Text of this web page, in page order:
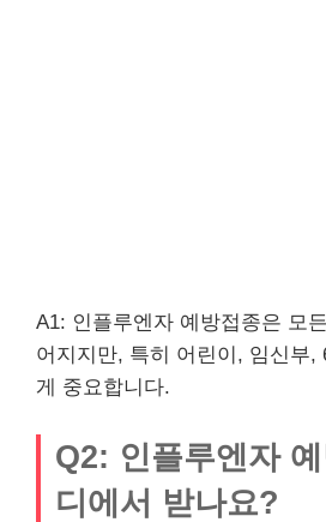
A1: 인플루엔자 예방접종은 모
어지지만, 특히 어린이, 임신부,
게 중요합니다.
Q2: 인플루엔자
디에서 받나요?